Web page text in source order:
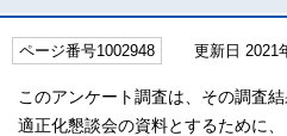
ページ番号1002948 更新日 2021
このアンケート調査は、その調査
適正化懇談会の資料とするために